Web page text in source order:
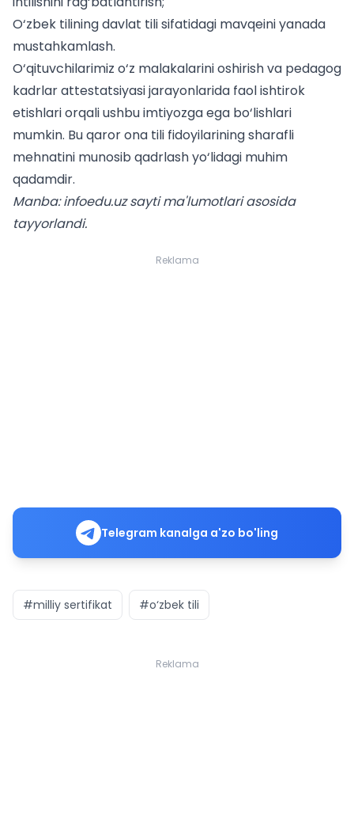
O‘zbek tilining davlat tili sifatidagi mavqeini yanada
mustahkamlash.
O‘qituvchilarimiz o‘z malakalarini oshirish va pedagog
kadrlar attestatsiyasijarayonlarida faol ishtirok
etishlari orqali ushbu imtiyozga ega bo‘lishlari
mumkin. Bu qaror ona tili fidoyilarining sharafli
mehnatini munosib qadrlash yo‘lidagi muhim
qadamdir.
Manba: infoedu.uz sayti ma'lumotlari asosida
tayyorlandi.
Reklama
Telegram kanalga a'zo bo'ling
#milliy sertifikat #o‘zbek tili
Reklama